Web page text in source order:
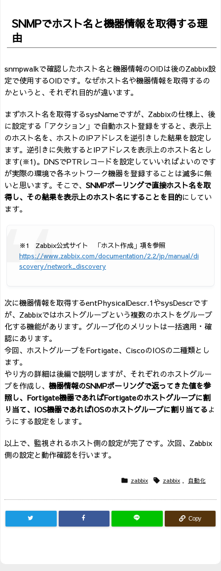
SNMPでホスト名と機器情報を取得する理
由
snmpwalkで確認したホスト名と機器情報のOIDは後のZabbix設
定で使用するOIDです。なぜホスト名や機器情報を取得するの
かというと、それぞれ目的が違います。
まずホスト名を取得するsysNameですが、Zabbixの仕様上、後
に設定する「アクション」で自動ホスト登録をすると、表示上
のホスト名を、ホストのIPアドレスを逆引きした結果を設定し
ます。逆引きに失敗するとIPアドレスを表示上のホスト名とし
ます(※1)。DNSでPTRレコードを設定していいればよいのです
が実際の環境で各ネットワーク機器を登録することは滅多に無
いと思います。そこで、 SNMPポーリングで直接ホスト名を取
得し、その結果を表示上のホスト名にすることを目的にしてい
ます。
※1 Zabbix公式サイト 「ホスト作成」項を参照
https://www.zabbix.com/documentation/2.2/jp/manual/di
scovery/network_discovery
次に機器情報を取得するentPhysicalDescr.1やsysDescrです
が、Zabbixではホストグループという複数のホストをグループ
化する機能があります。グループ化のメリットは一括適用・確
認にあります。
今回、ホストグループをFortigate、CiscoのIOSの二種類とし
ます。
やり方の詳細は後編で説明しますが、それぞれのホストグルー
プを作成し、 機器情報のSNMPポーリングで返ってきた値を参
照し、Fortigate機器であればFortigateのホストグループに割
り当て、IOS機器であればIOSのホストグループに割り当てるよ
うにする設定をします。
以上で、監視されるホスト側の設定が完了です。次回、Zabbix
側の設定と動作確認を行います。
 zabbix  zabbix 自動化
Copy